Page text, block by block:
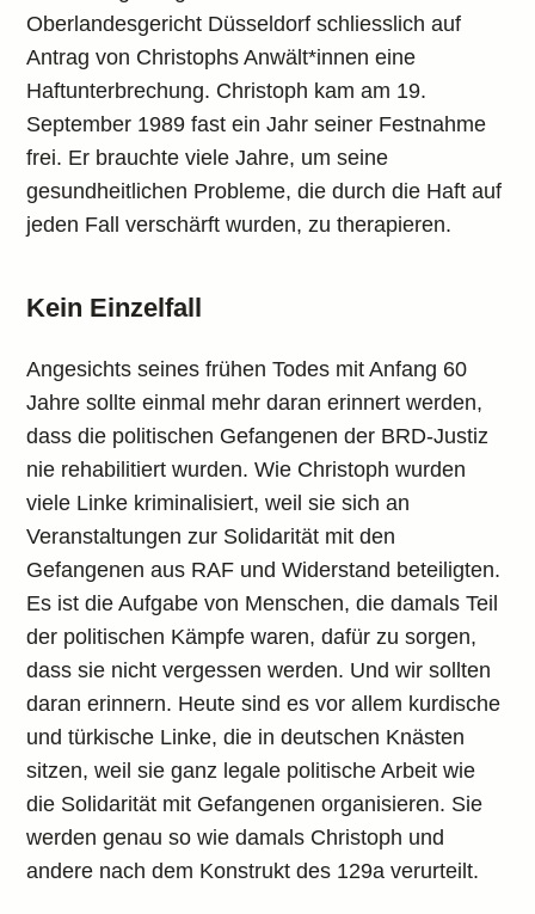
Oberlandesgericht Düsseldorf schliesslich auf
Antrag von Christophs Anwält*innen eine
Haftunterbrechung. Christoph kam am 19.
September 1989 fast ein Jahr seiner Festnahme
frei. Er brauchte viele Jahre, um seine
gesundheitlichen Probleme, die durch die Haft auf
jeden Fall verschärft wurden, zu therapieren.
Kein Einzelfall
Angesichts seines frühen Todes mit Anfang 60
Jahre sollte einmal mehr daran erinnert werden,
dass die politischen Gefangenen der BRD-Justiz
nie rehabilitiert wurden. Wie Christoph wurden
viele Linke kriminalisiert, weil sie sich an
Veranstaltungen zur Solidarität mit den
Gefangenen aus RAF und Widerstand beteiligten.
Es ist die Aufgabe von Menschen, die damals Teil
der politischen Kämpfe waren, dafür zu sorgen,
dass sie nicht vergessen werden. Und wir sollten
daran erinnern. Heute sind es vor allem kurdische
und türkische Linke, die in deutschen Knästen
sitzen, weil sie ganz legale politische Arbeit wie
die Solidarität mit Gefangenen organisieren. Sie
werden genau so wie damals Christoph und
andere nach dem Konstrukt des 129a verurteilt.